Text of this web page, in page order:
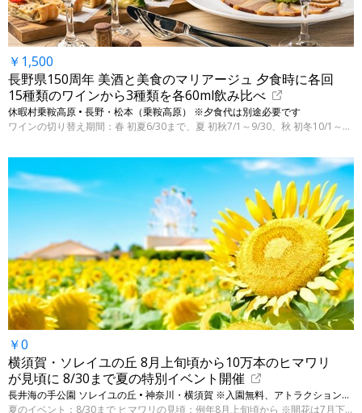
￥1,500
長野県150周年 美酒と美食のマリアージュ 夕食時に各回
15種類のワインから3種類を各60ml飲み比べ
休暇村乗鞍高原 • 長野・松本（乗鞍高原） ※夕食代は別途必要です
ワインの切り替え期間：春 初夏6/30まで、夏 初秋7/1～9/30、秋 初冬10/1～12/18
￥0
横須賀・ソレイユの丘 8月上旬頃から10万本のヒマワリ
が見頃に 8/30まで夏の特別イベント開催
長井海の手公園 ソレイユの丘 • 神奈川・横須賀 ※入園無料、アトラクションや飲食は別料金
夏のイベント：8/30まで ヒマワリの見頃：例年8月上旬頃から ※開花は7月下旬から